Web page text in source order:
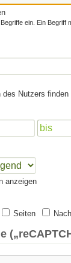
ein. Ein Begriff
des Nutzers finden
anzeigen
Seiten